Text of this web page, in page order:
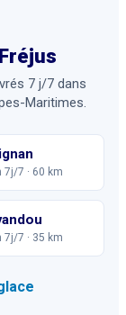
Fréjus
7 j/7 dans
Maritimes.
7j/7 · 60 km
7j/7 · 35 km